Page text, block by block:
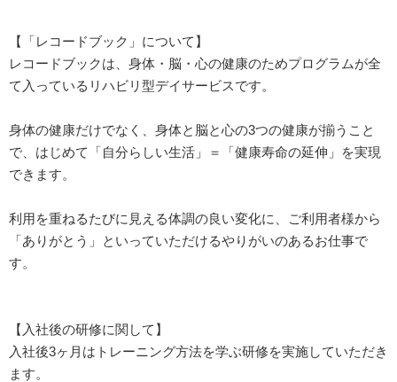
【「レコードブック」について】
レコードブックは、身体・脳・心の健康のためプログラムが全
て入っているリハビリ型デイサービスです。
身体の健康だけでなく、身体と脳と心の3つの健康が揃うこと
で、はじめて「自分らしい生活」＝「健康寿命の延伸」を実現
できます。
利用を重ねるたびに見える体調の良い変化に、ご利用者様から
「ありがとう」といっていただけるやりがいのあるお仕事で
す。
【入社後の研修に関して】
入社後3ヶ月はトレーニング方法を学ぶ研修を実施していただき
ます。